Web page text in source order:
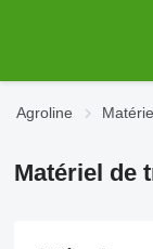
Agroline
Matériel de